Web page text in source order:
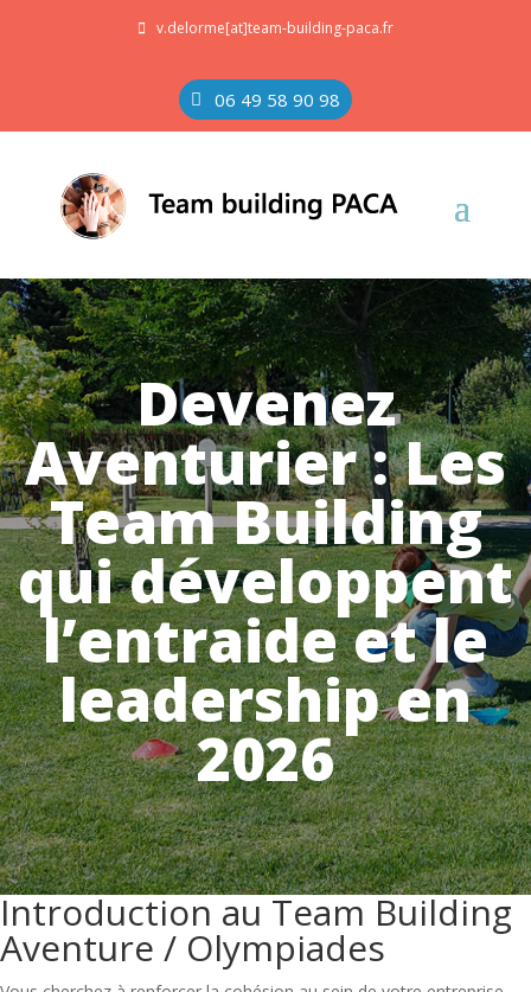
v.delorme[at]team-building-paca.fr
06 49 58 90 98
Devenez
Aventurier : Les
Team Building
qui développent
l’entraide et le
leadership en
2026
Introduction au Team Building
Aventure / Olympiades